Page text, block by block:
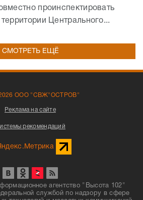
проинспектировать
Центрального...
СМОТРЕТЬ ЕЩЁ
ООО "СВЖ"ОСТРОВ"
Реклама на сайте
рекомендаций
агентство "Высота 102"
службой по надзору в сфере